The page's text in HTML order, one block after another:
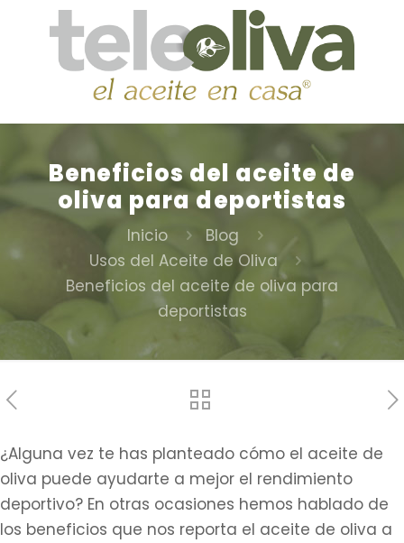
Beneficios del aceite de
oliva para deportistas
Inicio
Blog
Usos del Aceite de Oliva
Beneficios del aceite de oliva para
deportistas
¿Alguna vez te has planteado cómo el aceite de
oliva puede ayudarte a mejor el rendimiento
deportivo? En otras ocasiones hemos hablado de
los beneficios que nos reporta el aceite de oliva a